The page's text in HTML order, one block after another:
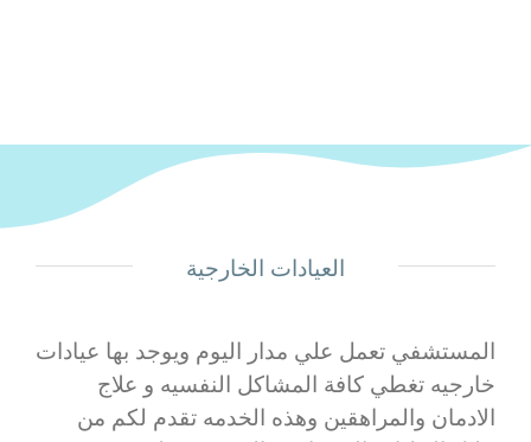
العيادات الخارجية
المستشفي تعمل علي مدار اليوم ويوجد بها عيادات
خارجيه تغطي كافة المشاكل النفسيه و علاج
الادمان والمراهقين وهذه الخدمه تقدم لكم من